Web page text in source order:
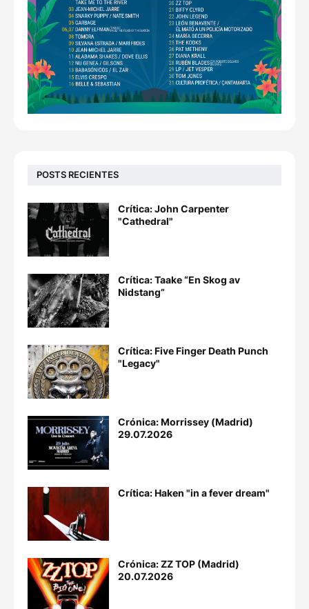
POSTS RECIENTES
Crítica: John Carpenter
"Cathedral"
Crítica: Taake “En Skog av
Nidstang”
Crítica: Five Finger Death Punch
"Legacy"
Crónica: Morrissey (Madrid)
29.07.2026
Crítica: Haken "in a fever dream"
Crónica: ZZ TOP (Madrid)
20.07.2026